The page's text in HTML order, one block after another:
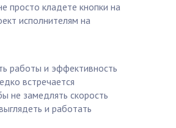
просто кладете кнопки на
исполнителям на
работы и эффективность
встречается
не замедлять скорость
и работать